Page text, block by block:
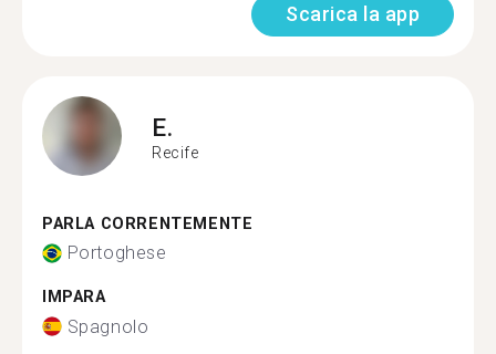
Scarica la app
E.
Recife
PARLA CORRENTEMENTE
Portoghese
IMPARA
Spagnolo